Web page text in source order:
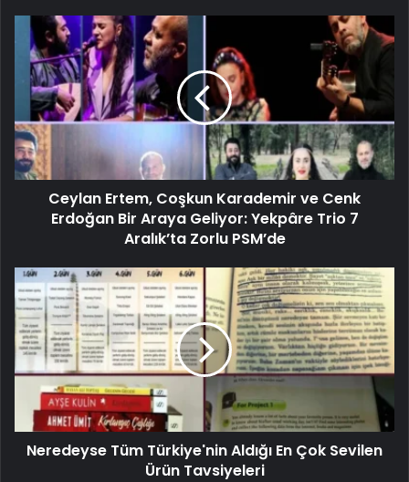
Ceylan Ertem, Coşkun Karademir ve Cenk
Erdoğan Bir Araya Geliyor: Yekpâre Trio 7
Aralık’ta Zorlu PSM’de
Neredeyse Tüm Türkiye'nin Aldığı En Çok Sevilen
Ürün Tavsiyeleri